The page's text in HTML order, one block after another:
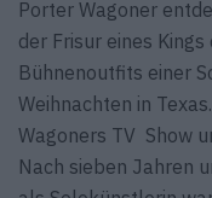
Porter Wagoner
der Frisur eines Kings
Bühnenoutfits einer
Weihnachten in
Wagoners TV Show
Nach sieben Jahren